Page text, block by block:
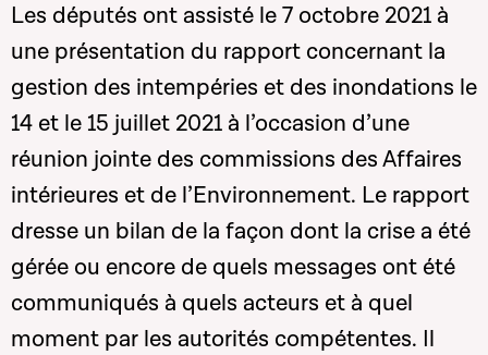
Les députés ont assisté le 7 octobre 2021 à
une présentation du rapport concernant la
gestion des intempéries et des inondations le
14 et le 15 juillet 2021 à l’occasion d’une
réunion jointe des commissions des Affaires
intérieures et de l’Environnement. Le rapport
dresse un bilan de la façon dont la crise a été
gérée ou encore de quels messages ont été
communiqués à quels acteurs et à quel
moment par les autorités compétentes. Il